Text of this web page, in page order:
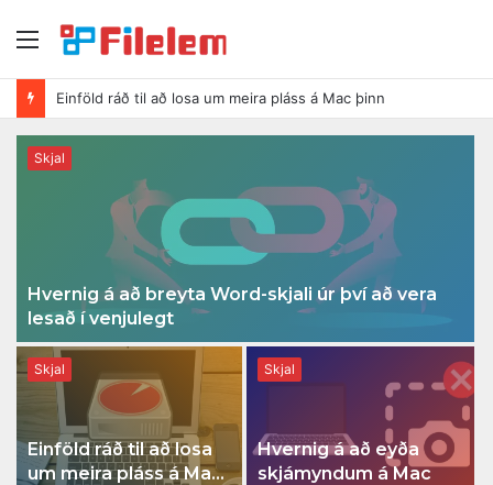
Matseðill
Einföld ráð til að losa um meira pláss á Mac þinn
Skjal
Hvernig á að breyta Word-skjali úr því að vera
lesað í venjulegt
Skjal
Einföld ráð til að losa
um meira pláss á Mac
Skjal
Hvernig á að eyða
skjámyndum á Mac